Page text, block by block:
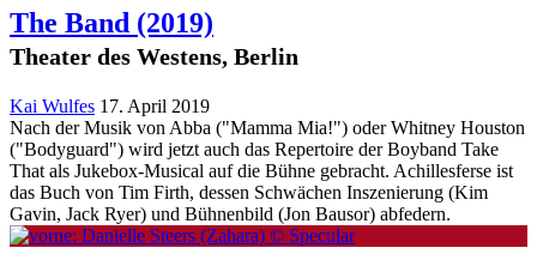
The Band (2019)
Theater des Westens, Berlin
Kai Wulfes 17. April 2019
Nach der Musik von Abba ("Mamma Mia!") oder Whitney Houston
("Bodyguard") wird jetzt auch das Repertoire der Boyband Take
That als Jukebox-Musical auf die Bühne gebracht. Achillesferse ist
das Buch von Tim Firth, dessen Schwächen Inszenierung (Kim
Gavin, Jack Ryer) und Bühnenbild (Jon Bausor) abfedern.